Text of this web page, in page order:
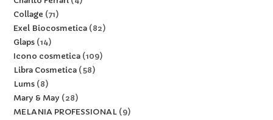
Collage
71
Exel Biocosmetica 82
Glaps 14
Icono cosmetica 109
Libra Cosmetica 58
Lums 8
Mary & May
28
MELANIA PROFESSIONAL 9